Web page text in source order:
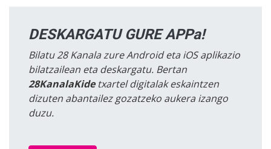
DESKARGATU GURE APPa!
Bilatu 28 Kanala zure Android eta iOS aplikazio
bilatzailean eta deskargatu. Bertan
28KanalaKidetxartel digitalak eskaintzen
dizuten abantailez gozatzeko aukera izango
duzu.